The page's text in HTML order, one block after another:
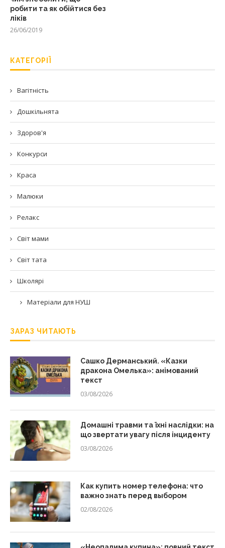
робити та як обійтися без
ліків
26/06/2019
КАТЕГОРІЇ
Вагітність
Дошкільнята
Здоров'я
Конкурси
Краса
Малюки
Релакс
Світ мами
Світ тата
Школярі
Матеріали для НУШ
ЗАРАЗ ЧИТАЮТЬ
Сашко Дерманський. «Казки
дракона Омелька»: анімований
текст
03/08/2026
Домашні травми та їхні наслідки: на
що звертати увагу після інциденту
03/08/2026
Как купить номер телефона: что
важно знать перед выбором
02/08/2026